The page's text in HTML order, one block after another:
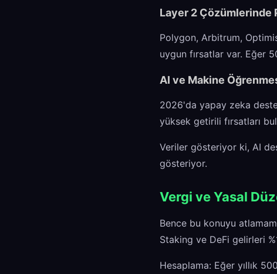
Layer 2 Çözümlerinde
Polygon, Arbitrum,
uygun fırsatlar var. Eğer
AI ve Makine
2026'da yapay zeka
yüksek getirili fırsatları
Veriler gösteriyor ki, AI
gösteriyor.
Vergi ve Yasal
Bence bu konuyu
Staking ve DeFi gelirleri
Hesaplama: Eğer yıllık